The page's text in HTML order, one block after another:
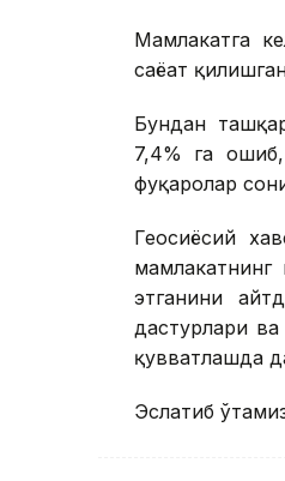
Мамлакатга
саёҳат
Бундан
7,4% га
фуқаролар
Геосиёсий
этганини
дастурлари
қувватлашда
Эслатиб